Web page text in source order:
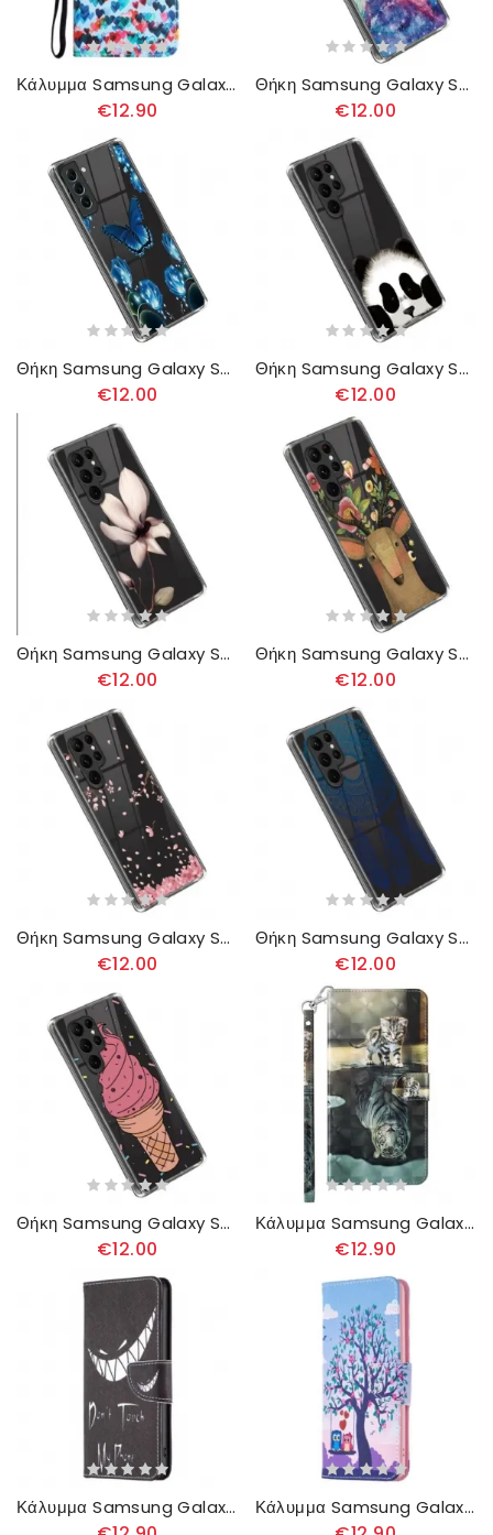
Κάλυμμα Samsung Galaxy S23 Ultra 5G με κορδονι Μόνο Strappy Hearts
€12.90
Θήκη Samsung Galaxy S23 Ultra 5G Ποτε Μην Σταματας Να Ονειρευεσαι
€12.00
Θήκη Samsung Galaxy S23 Ultra 5G Πτήση Των Πεταλούδων
€12.00
Θήκη Samsung Galaxy S23 Ultra 5G Αρκτοειδές Ζώο Της Ασίας
€12.00
Θήκη Samsung Galaxy S23 Ultra 5G Ροζ Λουλούδι
€12.00
Θήκη Samsung Galaxy S23 Ultra 5G Ελάφια Φυλής
€12.00
Θήκη Samsung Galaxy S23 Ultra 5G Ροζ Λουλούδια
€12.00
Θήκη Samsung Galaxy S23 Ultra 5G Ονειροπαγίδα
€12.00
Θήκη Samsung Galaxy S23 Ultra 5G Πάγος
€12.00
Κάλυμμα Samsung Galaxy S23 Ultra 5G με κορδονι Strappy Kitten Dream
€12.90
Κάλυμμα Samsung Galaxy S23 Ultra 5G Μην Αγγίζετε Το Τηλέφωνό Μου Κάλυμμα Samsung Galaxy S23 Ultra 5G Κουκουβάγιες Στην Κούνια